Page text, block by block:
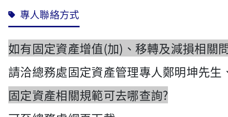
專人聯絡方式
如有固定資產增值(加)、移轉及減損相關
請洽總務處固定資產管理專人鄭明坤先生
固定資產相關規範可去哪查詢?